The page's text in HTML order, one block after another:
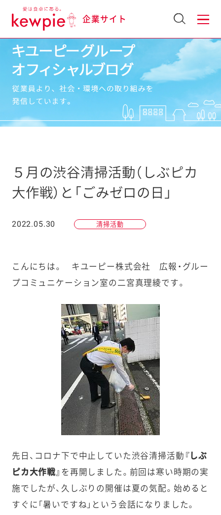
企業サイト
５月の渋谷清掃活動（しぶピカ
大作戦）と「ごみゼロの日」
2022.05.30 清掃活動
こんにちは。 キユーピー株式会社 広報・グルー
プコミュニケーション室の二宮真理綾です。
先日、コロナ下で中止していた渋谷清掃活動 『しぶ
ピカ大作戦』 を再開しました。前回は寒い時期の実
施でしたが、久しぶりの開催は夏の気配。始めると
すぐに「暑いですね」という会話になりました。